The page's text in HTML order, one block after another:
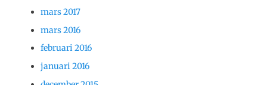
mars 2017
mars 2016
februari 2016
januari 2016